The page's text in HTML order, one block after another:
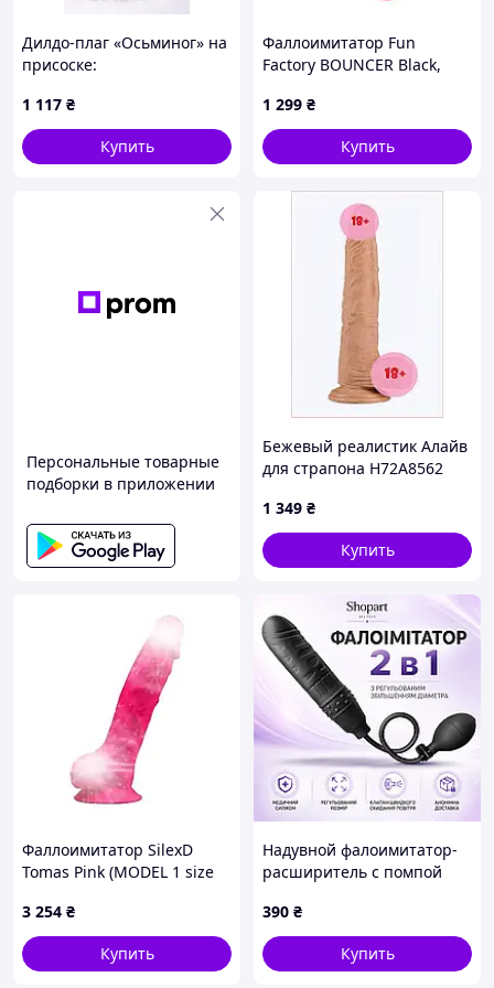
Дилдо-плаг «Осьминог» на
присоске:
фаллоимитатор 15,3 см,
силикон, размер S,
прозрачный
1 117 ₴
Купить
Фаллоимитатор Fun
Factory BOUNCER Black,
вибрации, диаметр 3,9 см
1 299 ₴
Купить
Персональные товарные
подборки в приложении
Бежевый реалистик Алайв
для страпона H72A8562
1 349 ₴
Купить
Фаллоимитатор SilexD
Tomas Pink (MODEL 1 size
силикон+Silexpan, диаметр
4,9см Эротические товары
для взрослых
3 254 ₴
Купить
Надувной фалоимитатор-
расширитель с помпой
регулируемый размер)
390 ₴
Купить